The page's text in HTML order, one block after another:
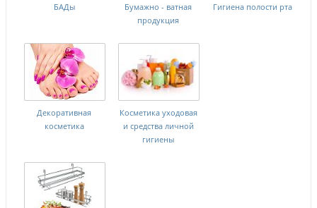
БАДы
Бумажно - ватная
продукция
Гигиена полости рта
Декоративная
косметика
Косметика уходовая
и средства личной
гигиены